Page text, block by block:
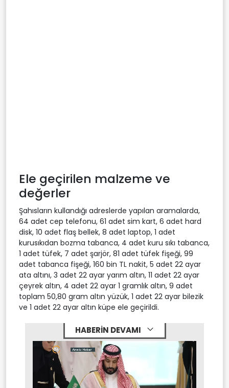
Ele geçirilen malzeme ve
değerler
Şahısların kullandığı adreslerde yapılan aramalarda,
64 adet cep telefonu, 61 adet sim kart, 6 adet hard
disk, 10 adet flaş bellek, 8 adet laptop, 1 adet
kurusıkıdan bozma tabanca, 4 adet kuru sıkı tabanca,
1 adet tüfek, 7 adet şarjör, 81 adet tüfek fişeği, 99
adet tabanca fişeği, 160 bin TL nakit, 5 adet 22 ayar
ata altını, 3 adet 22 ayar yarım altın, 11 adet 22 ayar
çeyrek altın, 4 adet 22 ayar 1 gramlık altın, 9 adet
toplam 50,80 gram altın yüzük, 1 adet 22 ayar bilezik
ve 1 adet 22 ayar altın küpe ele geçirildi.
HABERİN DEVAMI